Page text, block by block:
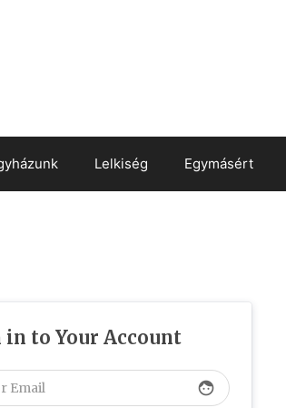
Lelkiség Egymásért
in to Your Account
face